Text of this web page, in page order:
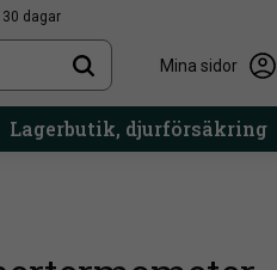
30 dagar
Mina sidor
Lagerbutik, djurförsäkring